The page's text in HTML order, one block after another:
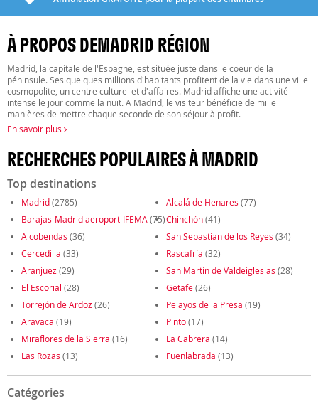
À PROPOS DEMADRID RÉGION
Madrid, la capitale de l'Espagne, est située juste dans le coeur de la
péninsule. Ses quelques millions d'habitants profitent de la vie dans une ville
cosmopolite, un centre culturel et d'affaires. Madrid affiche une activité
intense le jour comme la nuit. A Madrid, le visiteur bénéficie de mille
manières de mettre chaque seconde de son séjour à profit.
En savoir plus
RECHERCHES POPULAIRES À MADRID
Top destinations
Madrid(2785) Alcalá de Henares (77)
Barajas-Madrid aeroport-IFEMA (75)Chinchón(41)
Alcobendas (36) San Sebastian de los Reyes (34)
Cercedilla (33) Rascafría (32)
Aranjuez (29) San Martín de Valdeiglesias (28)
El Escorial (28) Getafe(26)
Torrejón de Ardoz (26) Pelayos de la Presa (19)
Aravaca (19) Pinto(17)
Miraflores de la Sierra (16) La Cabrera (14)
Las Rozas (13) Fuenlabrada (13)
Catégories